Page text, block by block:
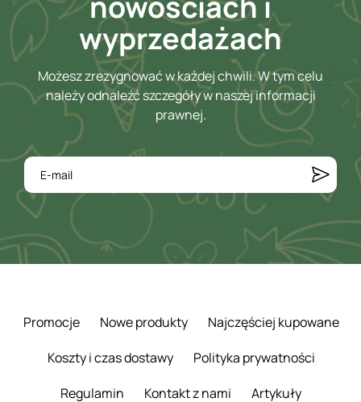
wyprzedażach
Możesz zrezygnować w każdej chwili. W tym celu
należy odnaleźć szczegóły w naszej informacji
prawnej.
Promocje Nowe produkty
Najczęściej kupowane
Koszty i czas dostawy
Polityka prywatności
Regulamin
Kontakt z nami Artykuły